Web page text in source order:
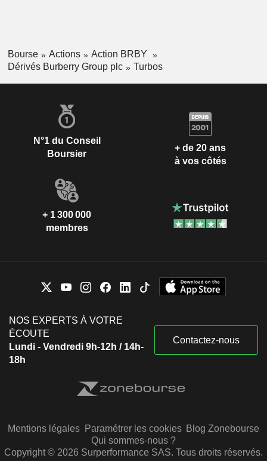
Bourse Actions
Action BRBY
Dérivés Burberry Group plc
Turbos
N°1 du Conseil
Boursier
+ de 20 ans
à vos côtés
+ 1 300 000
membres
NOS EXPERTS À VOTRE
ÉCOUTE
Lundi - Vendredi 9h-12h / 14h-
18h
Contactez-nous
Mentions légales Paramétrer les cookies Blog Zonebourse
Qui sommes-nous ?
Copyright © 2026 Surperformance SAS. Tous droits réservés.